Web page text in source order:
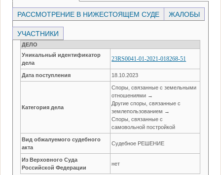
РАССМОТРЕНИЕ В НИЖЕСТОЯЩЕМ СУДЕ ЖАЛОБЫ
УЧАСТНИКИ
ДЕЛО
Уникальный идентификатор
дела
23RS0041-01-2021-018268-51
Дата поступления 18.10.2023
Категория дела
Споры, связанные с земельными
отношениями →
Другие споры, связанные с
землепользованием →
Споры, связанные с
самовольной постройкой
Вид обжалуемого судебного
акта
Судебное РЕШЕНИЕ
Из Верховного Суда
Российской Федерации
нет